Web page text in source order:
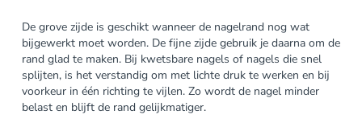
De grove zijde is geschikt wanneer de nagelrand nog wat
bijgewerkt moet worden. De fijne zijde gebruik je daarna om de
rand glad te maken. Bij kwetsbare nagels of nagels die snel
splijten, is het verstandig om met lichte druk te werken en bij
voorkeur in één richting te vijlen. Zo wordt de nagel minder
belast en blijft de rand gelijkmatiger.